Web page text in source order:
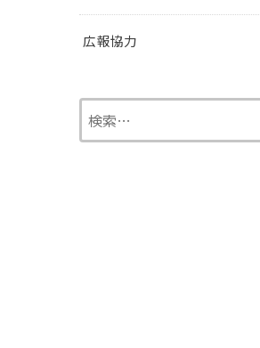
広報協力